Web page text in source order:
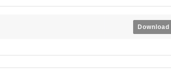
Download